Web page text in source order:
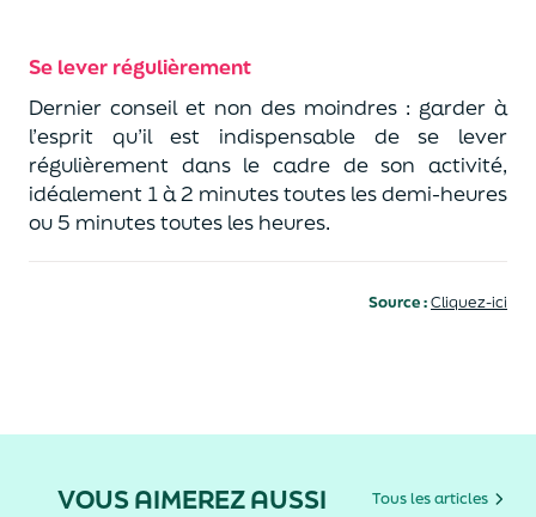
Se lever régulièrement
Dernier conseil et non des moindres : garder à
l’esprit qu’il est indispensable de se lever
régulièrement dans le cadre de son activité,
idéalement 1 à 2 minutes toutes les demi-heures
ou 5 minutes toutes les heures.
Source :Cliquez-ici
VOUS AIMEREZ AUSSI Tous les articles